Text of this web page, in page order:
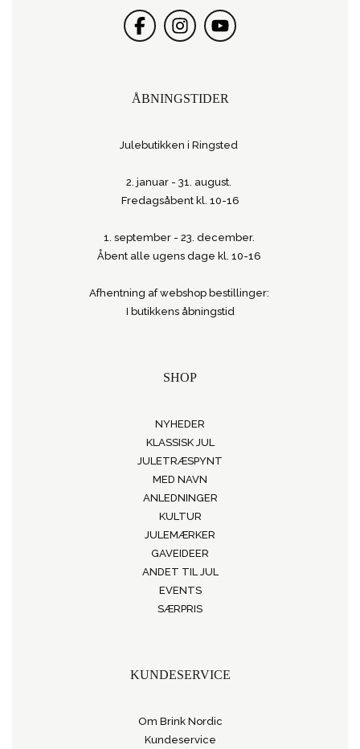
ÅBNINGSTIDER
Julebutikken i Ringsted
2. januar - 31. august.
Fredagsåbent kl. 10-16
1. september - 23. december.
Åbent alle ugens dage kl. 10-16
Afhentning af webshop bestillinger:
I butikkens åbningstid
SHOP
NYHEDER
KLASSISK JUL
JULETRÆSPYNT
MED NAVN
ANLEDNINGER
KULTUR
JULEMÆRKER
GAVEIDEER
ANDET TIL JUL
EVENTS
SÆRPRIS
KUNDESERVICE
Om Brink Nordic
Kundeservice